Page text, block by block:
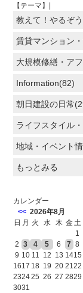
【テーマ】|
教えて！やるぞ
賃貸マンション
大規模修繕・ア
Information(82)
朝日建設の日常
ライフスタイル
地域・イベント
もっとみる
カレンダー
<< 2026年8月
日 月 火 水 木 金土
1
2 3 4 5 6 7 8
9 10 11 12 13 1415
1617 18 19 20 2122
232425 26 27 2829
3031